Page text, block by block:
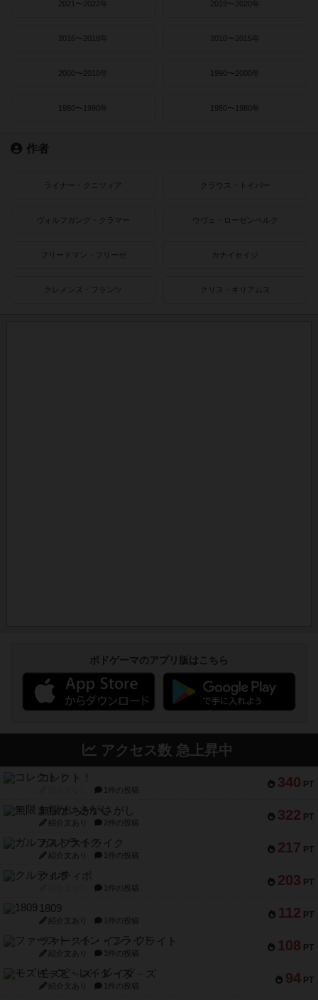
2021〜2022年 2019〜2020年
2016〜2018年 2010〜2015年
2000〜2010年 1990〜2000年
1980〜1990年 1950〜1980年
作者
ライナー・クニツィア クラウス・トイバー
ヴォルフガング・クラマー ウヴェ・ローゼンベルク
フリードマン・フリーゼ カナイセイジ
クレメンス・フランツ クリス・キリアムス
ボドゲーマのアプリ版はこちら
アクセス数 急上昇中
340 PT
コレクト！
1件の投稿
322 PT
無限まちがいさがし
紹介文あり 2件の投稿
217 PT
ガルフストライク
紹介文あり 1件の投稿
203 PT
クルティボ
1件の投稿
112 PT
1809
紹介文あり 1件の投稿
108 PT
ファースト・イン・フライト
紹介文あり 3件の投稿
94 PT
モズビ－ズ・レイダ－ズ
紹介文あり 1件の投稿